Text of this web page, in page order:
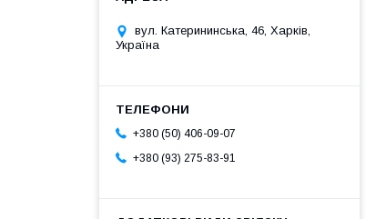
вул. Катерининська, 46, Харків,
Україна
+380 (50) 406-09-07
+380 (93) 275-83-91